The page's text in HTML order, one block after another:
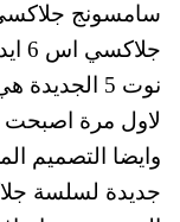
نوت 5
وايضا التصميم